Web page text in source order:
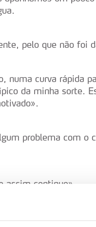
pelo que não foi
numa curva rápida
da minha sorte.
problema com o
assim continue».
muita coisa.